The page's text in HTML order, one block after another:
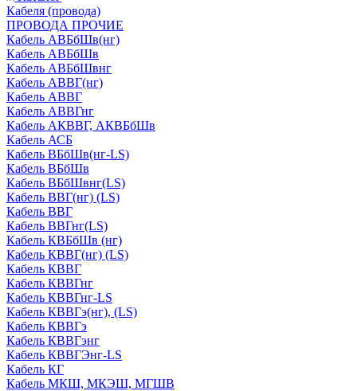
Кабеля (провода)
ПРОВОДА ПРОЧИЕ
Кабель АВБбШв(нг)
Кабель АВБбШв
Кабель АВБбШвнг
Кабель АВВГ(нг)
Кабель АВВГ
Кабель АВВГнг
Кабель АКВВГ, АКВБбШв
Кабель АСБ
Кабель ВБбШв(нг-LS)
Кабель ВБбШв
Кабель ВБбШвнг(LS)
Кабель ВВГ(нг) (LS)
Кабель ВВГ
Кабель ВВГнг(LS)
Кабель КВБбШв (нг)
Кабель КВВГ(нг) (LS)
Кабель КВВГ
Кабель КВВГнг
Кабель КВВГнг-LS
Кабель КВВГэ(нг), (LS)
Кабель КВВГэ
Кабель КВВГэнг
Кабель КВВГЭнг-LS
Кабель КГ
Кабель МКШ, МКЭШ, МГШВ